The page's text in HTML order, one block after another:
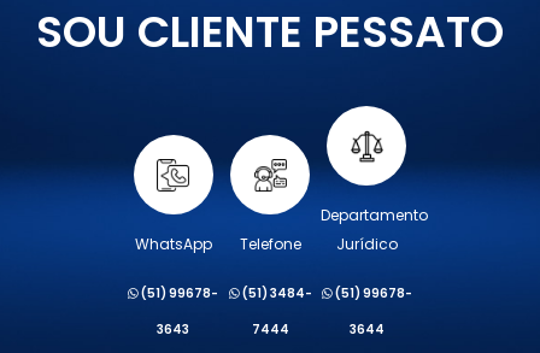
SOU CLIENTE PESSATO
WhatsApp
(51) 99678-
3643
Telefone
(51) 3484-
7444
Departamento
Jurídico
(51) 99678-
3644